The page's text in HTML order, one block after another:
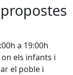
a 19:00h
els infants i
el poble i